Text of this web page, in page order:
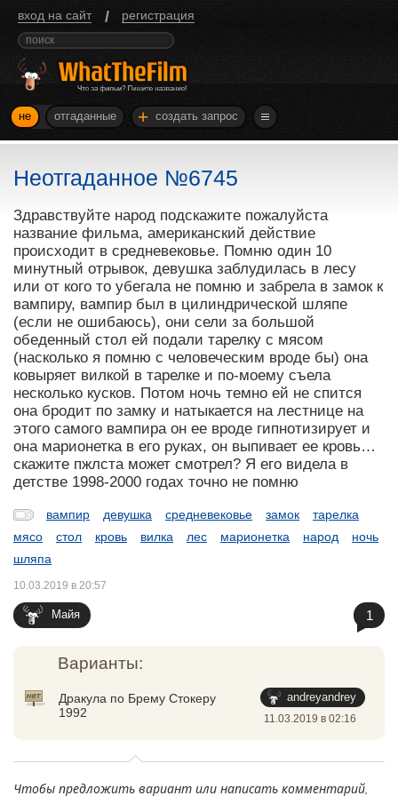
вход на сайт / регистрация
не отгаданные + создать запрос
Неотгаданное №6745
Здравствуйте народ подскажите пожалуйста
название фильма, американский действие
происходит в средневековье. Помню один 10
минутный отрывок, девушка заблудилась в лесу
или от кого то убегала не помню и забрела в замок к
вампиру, вампир был в цилиндрической шляпе
(если не ошибаюсь), они сели за большой
обеденный стол ей подали тарелку с мясом
(насколько я помню с человеческим вроде бы) она
ковыряет вилкой в тарелке и по-моему съела
несколько кусков. Потом ночь темно ей не спится
она бродит по замку и натыкается на лестнице на
этого самого вампира он ее вроде гипнотизирует и
она марионетка в его руках, он выпивает ее кровь…
скажите пжлста может смотрел? Я его видела в
детстве 1998-2000 годах точно не помню
вампир девушка средневековье замок
тарелка
мясо
стол кровь вилка лес марионетка народ
ночь
шляпа
Майя
10.03.2019 в 20:57
1
Варианты:
Дракула по Брему Стокеру
1992
andreyandrey
11.03.2019 в 02:16
Чтобы предложить вариант или написать комментарий,